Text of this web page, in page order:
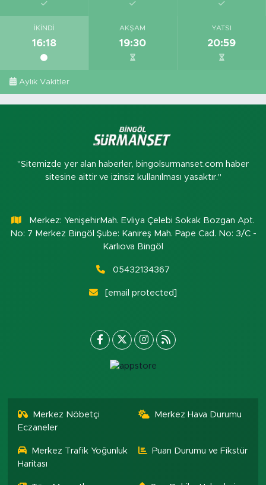
İKINDI
16:18
AKŞAM
19:30
YATSI
20:59
Aylık Vakitler
"Sitemizde yer alan haberler, bingolsurmanset.com haber
sitesine aittir ve izinsiz kullanılması yasaktır."
Merkez: YenişehirMah. Evliya Çelebi Sokak Bozgan Apt.
No: 7 Merkez Bingöl Şube: Kanireş Mah. Pape Cad. No: 3/C -
Karlıova Bingöl
05432134367
[email protected]
Merkez Nöbetçi
Eczaneler
Merkez Hava Durumu
Merkez Trafik Yoğunluk
Haritası
Puan Durumu ve Fikstür